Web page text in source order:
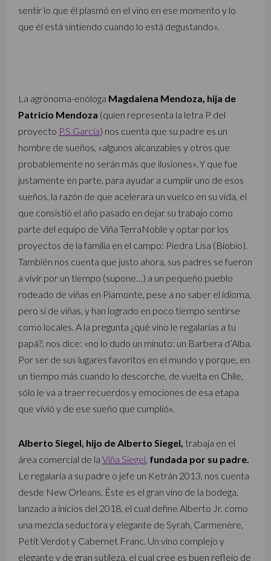
sentir lo que él plasmó en el vino en ese momento y lo
que él está sintiendo cuando lo está degustando».
La agrónoma-enóloga Magdalena Mendoza, hija de
Patricio Mendoza (quien representa la letra P del
proyecto P.S.García) nos cuenta que su padre es un
hombre de sueños, «algunos alcanzables y otros que
probablemente no serán más que ilusiones». Y que fue
justamente en parte, para ayudar a cumplir uno de esos
sueños, la razón de que acelerara un vuelco en su vida, el
que consistió el año pasado en dejar su trabajo como
parte del equipo de Viña TerraNoble y optar por los
proyectos de la familia en el campo: Piedra Lisa (Biobío).
También nos cuenta que justo ahora, sus padres se fueron
a vivir por un tiempo (supone…) a un pequeño pueblo
rodeado de viñas en Piamonte, pese a no saber el idioma,
pero sí de viñas, y han logrado en poco tiempo sentirse
como locales. A la pregunta ¿qué vino le regalarías a tu
papá?, nos dice: «no lo dudo un minuto: un Barbera d’Alba.
Por ser de sus lugares favoritos en el mundo y porque, en
un tiempo más cuando lo descorche, de vuelta en Chile,
sólo le va a traer recuerdos y emociones de esa etapa
que vivió y de ese sueño que cumplió».
Alberto Siegel, hijo de Alberto Siegel, trabaja en el
área comercial de la Viña Siegel fundada por su padre.
Le regalaría a su padre o jefe un Ketrán 2013, nos cuenta
desde New Orleans. Éste es el gran vino de la bodega,
lanzado a inicios del 2018, el cual define Alberto Jr. como
una mezcla seductora y elegante de Syrah, Carmenère,
Petit Verdot y Cabernet Franc. Un vino complejo y
elegante y de gran sutileza, el cual cree es buen reflejo de